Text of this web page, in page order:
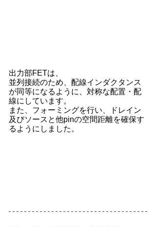
出力部FETは、
並列接続のため、配線インダクタンス
が同等になるように、対称な配置・配
線にしています。
また、フォーミングを行い、ドレイン
及びソースと他pinの空間距離を確保す
るようにしました。